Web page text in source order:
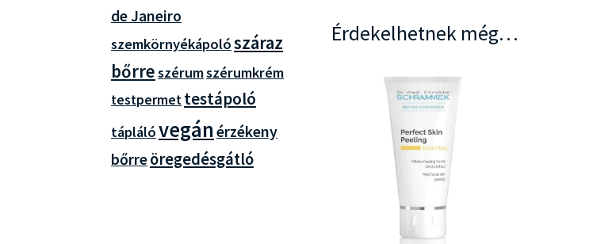
Érdekelhetnek még…
de Janeiro
szemkörnyékápolószáraz
bőrreszérumszérumkrém
testpermettestápoló
táplálóvegánérzékeny
bőrreöregedésgátló